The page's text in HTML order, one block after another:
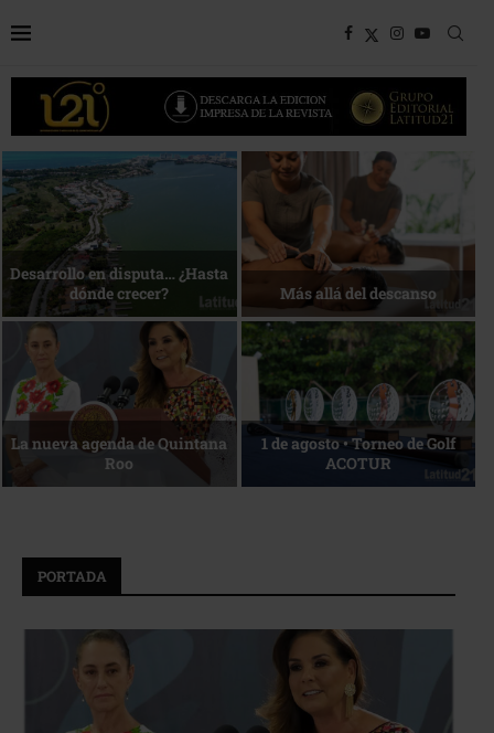
Bottega, un viaje servido a la
mesa
Energía que Impulsa la
competitividad
Reconocimiento de viajeros La esencia del servicio
PORTADA